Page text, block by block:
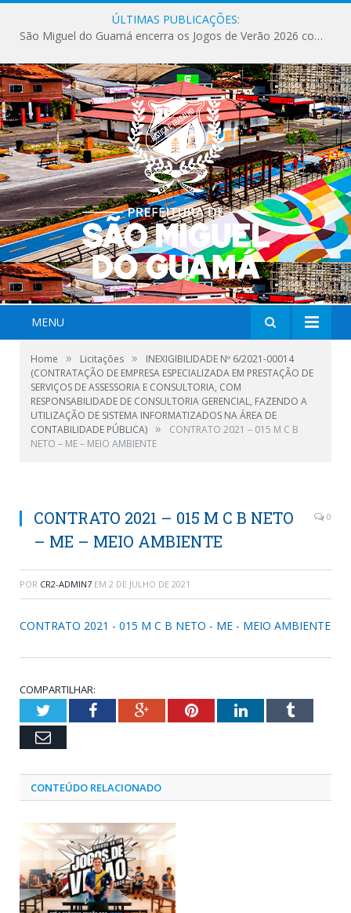
ÚLTIMAS PUBLICAÇÕES:
São Miguel do Guamá encerra os Jogos de Verão 2026 com sucesso de público e competições.
MENU
Home » Licitações »
INEXIGIBILIDADE Nº 6/2021-00014
(CONTRATAÇÃO DE EMPRESA ESPECIALIZADA EM PRESTAÇÃO DE
SERVIÇOS DE ASSESSORIA E CONSULTORIA, COM
RESPONSABILIDADE DE CONSULTORIA GERENCIAL, FAZENDO A
UTILIZAÇÃO DE SISTEMA INFORMATIZADOS NA ÁREA DE
CONTABILIDADE PÚBLICA) »
CONTRATO 2021 – 015 M C B
NETO – ME – MEIO AMBIENTE
CONTRATO 2021 – 015 M C B NETO
– ME – MEIO AMBIENTE
0
POR CR2-ADMIN7 EM 2 DE JULHO DE 2021
CONTRATO 2021 - 015 M C B NETO - ME - MEIO AMBIENTE
COMPARTILHAR:
TwitterFacebookGoogle+PinterestLinkedInTumblr
Email
CONTEÚDO RELACIONADO